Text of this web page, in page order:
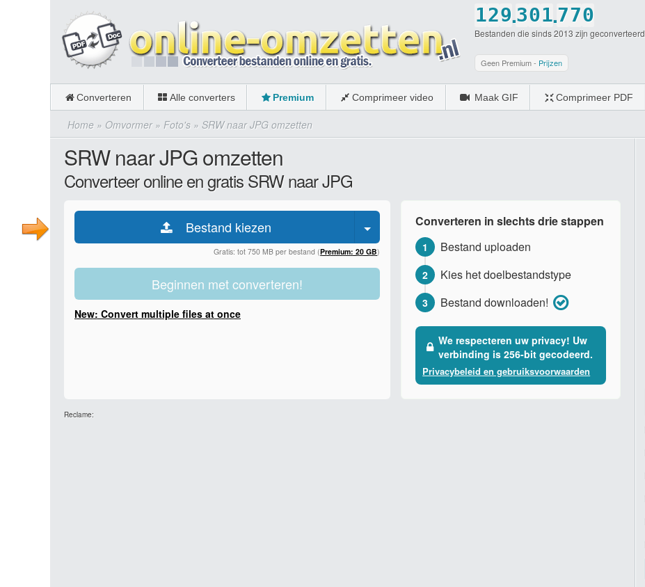
1
2
3
4
5
6
0
2
3
4
5
6
7
9
0
.3
4
5
6
7
8
0
1
2
3
4
5
9
0
1
2
3
4
5
6
0
.7
8
9
0
7
8
0
0
1
3
4
5
9
Bestanden die sinds 2013 zijn geconverteerd
Geen Premium - Prijzen
Converteren Alle converters Premium Comprimeer video Maak GIF Comprimeer PDF
Home » Omvormer» Foto's » SRW naar JPG omzetten
SRW naar JPG omzetten
Converteer online en gratis SRW naar JPG
Bestand kiezen
Gratis: tot 750 MB per bestand (Premium: 20 GB)
Beginnen met converteren!
New: Convert multiple files at once
Converteren in slechts drie stappen
1 Bestand uploaden
2 Kies het doelbestandstype
3 Bestand downloaden!
We respecteren uw privacy! Uw
verbinding is 256-bit gecodeerd.
Privacybeleid en gebruiksvoorwaarden
Reclame: